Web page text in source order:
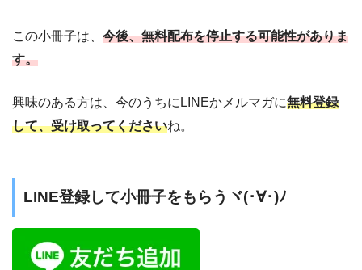
この小冊子は、 今後、無料配布を停止する可能性がありま
す。
興味のある方は、今のうちにLINEかメルマガに無料登録
して、受け取ってくださいね。
LINE登録して小冊子をもらうヾ(･∀･)ﾉ